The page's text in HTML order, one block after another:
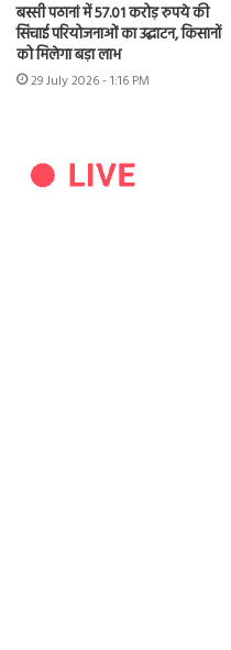
बस्सी पठानां में 57.01 करोड़ रुपये की
सिंचाई परियोजनाओं का उद्घाटन, किसानों
को मिलेगा बड़ा लाभ
29 July 2026 - 1:16 PM